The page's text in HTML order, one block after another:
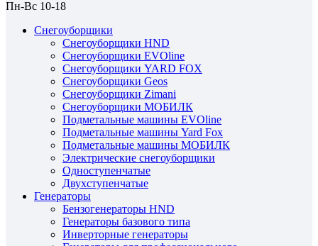
Пн-Вс 10-18
Снегоуборщики
Снегоуборщики HND
Снегоуборщики EVOline
Снегоуборщики YARD FOX
Снегоуборщики Geos
Снегоуборщики Zimani
Снегоуборщики МОБИЛК
Подметальные машины EVOline
Подметальные машины Yard Fox
Подметальные машины МОБИЛК
Электрические снегоуборщики
Одноступенчатые
Двухступенчатые
Генераторы
Бензогенераторы HND
Генераторы базового типа
Инверторные генераторы